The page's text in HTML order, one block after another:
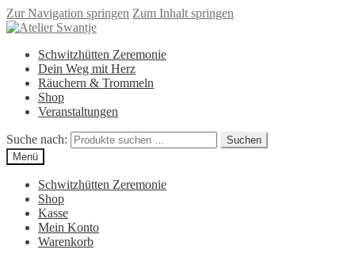
Zur Navigation springen Zum Inhalt springen
Schwitzhütten Zeremonie
Dein Weg mit Herz
Räuchern & Trommeln
Shop
Veranstaltungen
Suche nach:
Suchen
Menü
Schwitzhütten Zeremonie
Shop
Kasse
Mein Konto
Warenkorb